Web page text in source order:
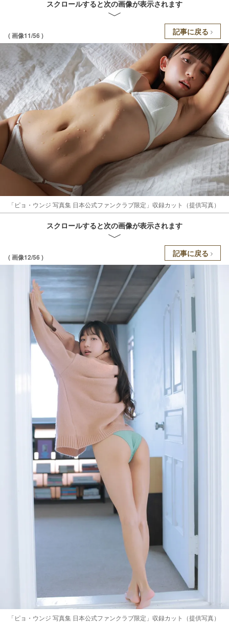
スクロールすると次の画像が表示されます
( 画像11/56 ) 記事に戻る
「ピョ・ウンジ 写真集 日本公式ファンクラブ限定」収録カット（提供写真）
スクロールすると次の画像が表示されます
( 画像12/56 ) 記事に戻る
「ピョ・ウンジ 写真集 日本公式ファンクラブ限定」収録カット（提供写真）